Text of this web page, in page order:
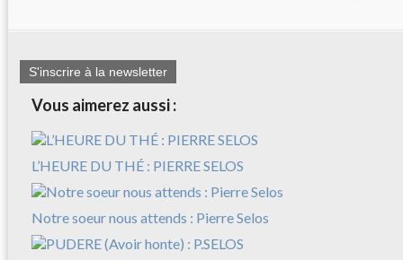
S'inscrire à la newsletter
Vous aimerez aussi :
L’HEURE DU THÉ : PIERRE SELOS
Notre soeur nous attends : Pierre Selos